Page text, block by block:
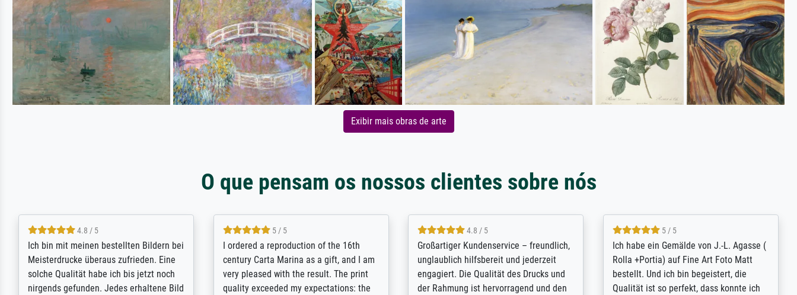
Exibir mais obras de arte
O que pensam os nossos clientes sobre nós
5 / 5
Rundum positive Erfahrung. Die
Ausführung des Auftrags hat eine Weile
gedauert, die angekündigte Lieferzeit
wurde aber letztlich sogar etwas
5 / 5
The team at Meisterdrucke strives to
meet its clients demands, and provides
expert advice on how to obtain the best
results for the prints requested by the
5 / 5
Outstanding quality and customer
support. - the quality of the printing is
excellent and difficult to distinguish
from the real thing; it will be my go-to
4.8 / 5
Qualité absolument irréprochable.
Extraordinaire diversité des thèmes
abordés et personnalisation des
demandes (recadrage, réajustement des